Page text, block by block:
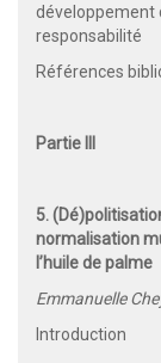
développement
responsabilité
Références
Partie III
5.
normalisation
l’huile de palme
Emmanuelle
Introduction